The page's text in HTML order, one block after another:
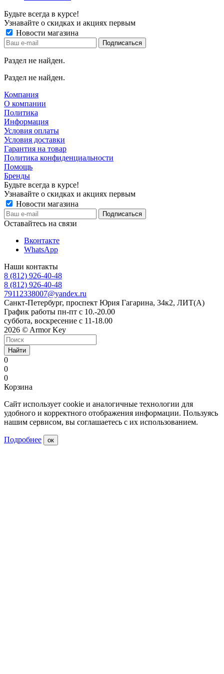
Будьте всегда в курсе!
Узнавайте о скидках и акциях первым
Новости магазина
Раздел не найден.
Раздел не найден.
Компания
О компании
Политика
Информация
Условия оплаты
Условия доставки
Гарантия на товар
Политика конфиденциальности
Помощь
Бренды
Будьте всегда в курсе!
Узнавайте о скидках и акциях первым
Новости магазина
Оставайтесь на связи
Вконтакте
WhatsApp
Наши контакты
8 (812) 926-40-48
8 (812) 926-40-48
79112338007@yandex.ru
Санкт-Петербург, проспект Юрия Гагарина, 34к2, ЛИТ(А)
График работы пн-пт с 10.-20.00
суббота, воскресение с 11-18.00
2026 © Armor Key
Найти
0
0
0
Корзина
Сайт использует cookie и аналогичные технологии для
удобного и корректного отображения информации. Пользуясь
нашим сервисом, вы соглашаетесь с их использованием.
Подробнее ок